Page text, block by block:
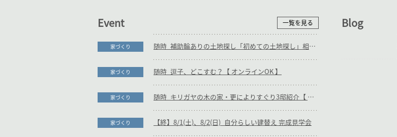
Event 一覧を見る
家づくり 随時_補助輪ありの土地探し「初めての土地探し」相談会【3組様限定】
家づくり 随時_逗子、どこすむ？【 オンラインOK 】
家づくり 随時_キリガヤの木の家・更によりすぐり3邸紹介【 オンラインOK 】
家づくり 【終】8/1(土)、8/2(日)_自分らしい建替え 完成見学会
Blog